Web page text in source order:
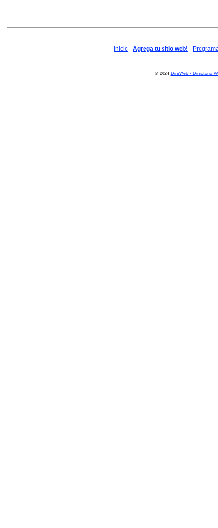
Inicio - Agrega tu sitio web! -
© 2024 DireWeb - Directorio